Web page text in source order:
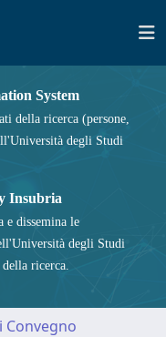
System
della ricerca (persone,
degli Studi
Insubria
e dissemina le
degli Studi
ricerca.
Convegno